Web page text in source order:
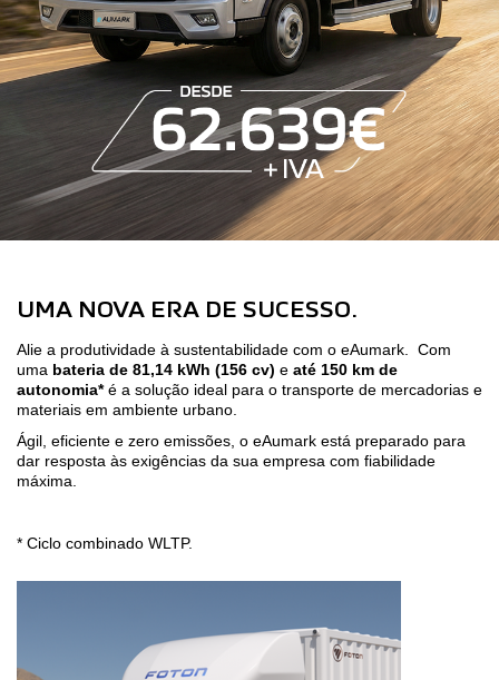
UMA NOVA ERA DE SUCESSO.
Alie a produtividade à sustentabilidade com o eAumark. Com
uma bateria de 81,14 kWh (156 cv) e até 150 km de
autonomia*é a solução ideal para o transporte de mercadorias e
materiais em ambiente urbano.
Ágil, eficiente e zero emissões, o eAumark está preparado para
dar resposta às exigências da sua empresa com fiabilidade
máxima.
* Ciclo combinado WLTP.